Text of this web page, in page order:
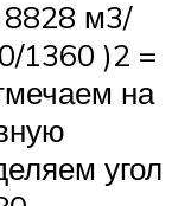
м3/
1360 )2 =
на
угол